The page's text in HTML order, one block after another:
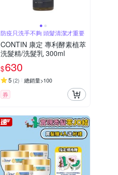
防疫只洗手不夠 頭髮清潔才重要
CONTIN 康定 專利酵素植萃
洗髮精/洗髮乳 300ml
$630
5 (2) 總銷量>100
券